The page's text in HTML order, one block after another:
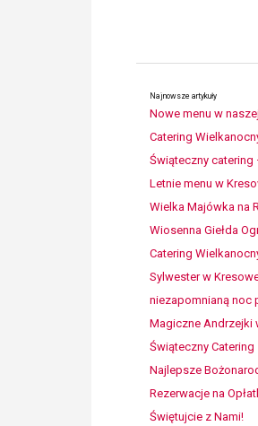
Najnowsze artykuły
Nowe menu w
Catering
Świąteczny catering
Letnie menu w
Wielka Majówka na
Wiosenna Giełda
Catering
Sylwester w
niezapomnianą noc
Magiczne Andrzejki
Świąteczny
Najlepsze
Rezerwacje na
Świętujcie z Nami!